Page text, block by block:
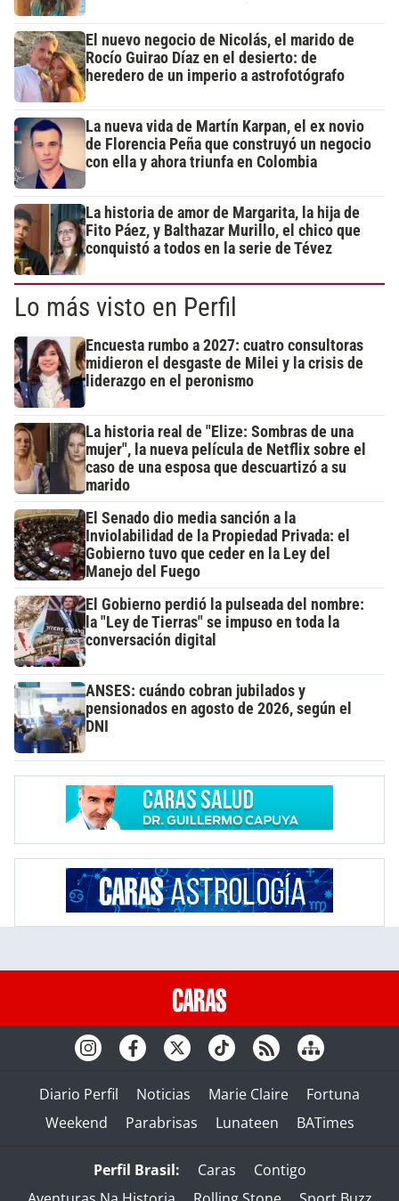
El nuevo negocio de Nicolás, el marido de
Rocío Guirao Díaz en el desierto: de
heredero de un imperio a astrofotógrafo
La nueva vida de Martín Karpan, el ex novio
de Florencia Peña que construyó un negocio
con ella y ahora triunfa en Colombia
La historia de amor de Margarita, la hija de
Fito Páez, y Balthazar Murillo, el chico que
conquistó a todos en la serie de Tévez
Lo más visto en Perfil
Encuesta rumbo a 2027: cuatro consultoras
midieron el desgaste de Milei y la crisis de
liderazgo en el peronismo
La historia real de "Elize: Sombras de una
mujer", la nueva película de Netflix sobre el
caso de una esposa que descuartizó a su
marido
El Senado dio media sanción a la
Inviolabilidad de la Propiedad Privada: el
Gobierno tuvo que ceder en la Ley del
Manejo del Fuego
El Gobierno perdió la pulseada del nombre:
la "Ley de Tierras" se impuso en toda la
conversación digital
ANSES: cuándo cobran jubilados y
pensionados en agosto de 2026, según el
DNI
Diario Perfil Noticias Marie Claire
Fortuna
Weekend
Parabrisas Lunateen BATimes
Perfil Brasil: Caras
Contigo